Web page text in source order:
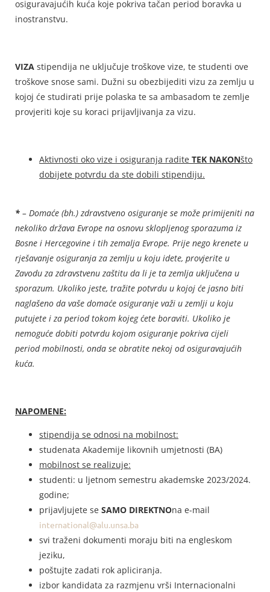
osiguravajućih kuća koje pokriva tačan period boravka u
inostranstvu.
VIZA stipendija ne uključuje troškove vize, te studenti ove
troškove snose sami. Dužni su obezbijediti vizu za zemlju u
kojoj će studirati prije polaska te sa ambasadom te zemlje
provjeriti koje su koraci prijavljivanja za vizu.
Aktivnosti oko vize i osiguranja radite TEK NAKONšto
dobijete potvrdu da ste dobili stipendiju.
* – Domaće (bh.) zdravstveno osiguranje se može primijeniti na
nekoliko država Evrope na osnovu sklopljenog sporazuma iz
Bosne i Hercegovine i tih zemalja Evrope. Prije nego krenete u
rješavanje osiguranja za zemlju u koju idete, provjerite u
Zavodu za zdravstvenu zaštitu da li je ta zemlja uključena u
sporazum. Ukoliko jeste, tražite potvrdu u kojoj će jasno biti
naglašeno da vaše domaće osiguranje važi u zemlji u koju
putujete i za period tokom kojeg ćete boraviti. Ukoliko je
nemoguće dobiti potvrdu kojom osiguranje pokriva cijeli
period mobilnosti, onda se obratite nekoj od osiguravajućih
kuća.
NAPOMENE:
stipendija se odnosi na mobilnost:
studenata Akademije likovnih umjetnosti (BA)
mobilnost se realizuje:
studenti: u ljetnom semestru akademske 2023/2024.
godine;
prijavljujete se SAMO DIREKTNOna e-mail
international@alu.unsa.ba
svi traženi dokumenti moraju biti na engleskom
jeziku,
poštujte zadati rok apliciranja.
izbor kandidata za razmjenu vrši Internacionalni